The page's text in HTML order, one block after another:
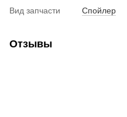
Вид запчасти
Спойлер
Отзывы